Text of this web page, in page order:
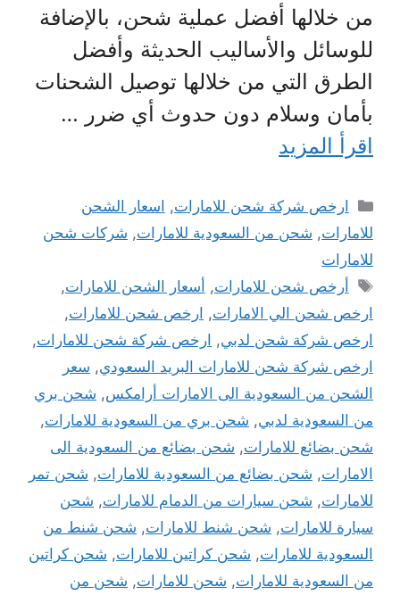
من خلالها أفضل عملية شحن، بالإضافة
للوسائل والأساليب الحديثة وأفضل
الطرق التي من خلالها توصيل الشحنات
بأمان وسلام دون حدوث أي ضرر …
اقرأ المزيد
التصنيفات
ارخص شركة شحن للامارات, اسعار الشحن
للامارات, شحن من السعودية للامارات, شركات شحن
للامارات
الوسوم
أرخص شحن للامارات, أسعار الشحن للامارات,
ارخص شحن الي الامارات, ارخص شحن للامارات,
ارخص شركة شحن لدبي, ارخص شركة شحن للامارات,
ارخص شركة شحن للامارات البريد السعودي, سعر
الشحن من السعودية الى الامارات أرامكس, شحن بري
من السعودية لدبي, شحن بري من السعودية للامارات,
شحن بضائع للامارات, شحن بضائع من السعودية الى
الامارات, شحن بضائع من السعودية للامارات, شحن تمر
للامارات, شحن سيارات من الدمام للامارات, شحن
سيارة للامارات, شحن شنط للامارات, شحن شنط من
السعودية للامارات, شحن كراتين للامارات, شحن كراتين
من السعودية للامارات, شحن للامارات, شحن من